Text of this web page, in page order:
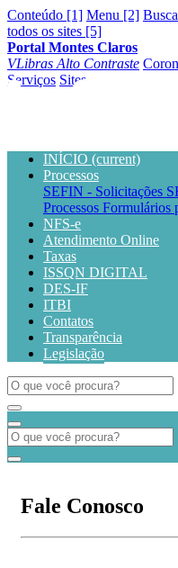
Conteúdo [1] Menu [2]
todos os sites [5]
Portal Montes Claros
VLibras Alto Contraste
Serviços Sites
INÍCIO (current)
Processos
SEFIN - Solicitações
Processos Formulários
NFS-e
Atendimento Online
Taxas
ISSQN DIGITAL
DES-IF
ITBI
Contatos
Transparência
Legislação
Fale Conosco